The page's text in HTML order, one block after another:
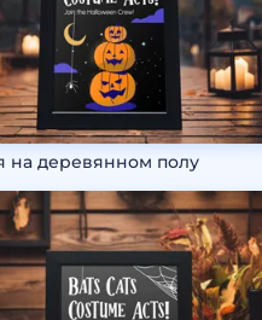
на деревянном полу